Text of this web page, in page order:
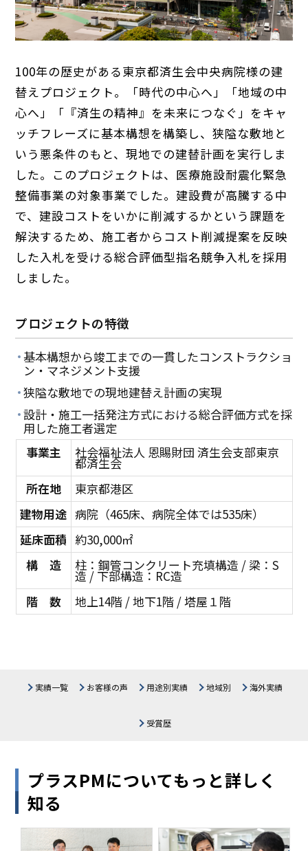
100年の歴史がある東京都済生会中央病院様の建
替えプロジェクト。「時代の中心へ」「地域の中
心へ」「『済生の精神』を未来につなぐ」をキャ
ッチフレーズに基本構想を構築し、狭隘な敷地と
いう悪条件のもと、現地での建替計画を実行しま
した。このプロジェクトは、医療施設耐震化緊急
整備事業の対象事業でした。建設費が高騰する中
で、建設コストをいかに削減するかという課題を
解決するため、施工者からコスト削減提案を反映
した入札を受ける総合評価型指名競争入札を採用
しました。
プロジェクトの特徴
基本構想から竣工までの一貫したコンストラクショ
ン・マネジメント支援
狭隘な敷地での現地建替え計画の実現
設計・施工一括発注方式における総合評価方式を採
用した施工者選定
事業主
社会福祉法人 恩賜財団 済生会支部東京
都済生会
所在地
東京都港区
建物用途 病院（465床、病院全体では535床）
延床面積 約30,000㎡
構 造
柱：鋼管コンクリート充填構造 / 梁：S
造 / 下部構造：RC造
階 数
地上14階 / 地下1階 / 塔屋１階
実績一覧 お客様の声 用途別実績
生産・物流施設 公共施設
地域別
関東 中部
海外実績
受賞歴
プラスPMについてもっと詳しく
知る